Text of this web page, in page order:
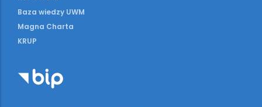
Baza wiedzy UWM
Magna Charta
KRUP